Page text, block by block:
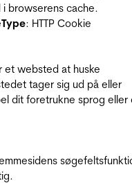
browserens cache.
Type: HTTP Cookie
websted at huske
tager sig ud på eller
dit foretrukne sprog eller